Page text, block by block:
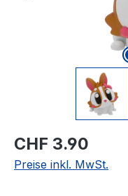
CHF 3.90
Preise inkl. MwSt.